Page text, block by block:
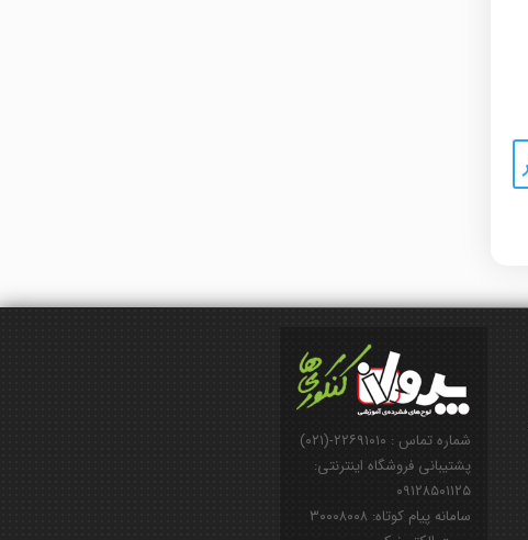
شماره تماس : ۲۲۶۹۱۰۱۰-(۰۲۱)
پشتیبانی فروشگاه اینترنتی:
۰۹۱۲۸۵۰۱۱۲۵
سامانه پیام کوتاه: ۳۰۰۰۸۰۰۸